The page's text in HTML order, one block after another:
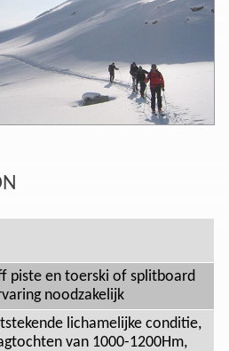
piste en toerski of splitboard
noodzakelijk
lichamelijke conditie,
van 1000-1200Hm,